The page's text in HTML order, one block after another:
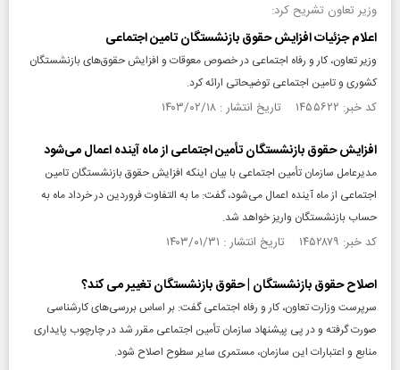
وزیر تعاون تشریح کرد:
اعلام جزئیات افزایش حقوق بازنشستگان تامین‌ اجتماعی
وزیر تعاون، کار و رفاه اجتماعی در خصوص معوقات و افزایش حقوق‌های بازنشستگان
کشوری و تامین اجتماعی توضیحاتی ارائه کرد.
کد خبر: ۱۴۵۵۶۲۲ تاریخ انتشار : ۱۴۰۳/۰۲/۱۸
افزایش حقوق بازنشستگان تأمین اجتماعی از ماه آینده اعمال می‌شود
مدیرعامل سازمان تأمین اجتماعی با بیان اینکه افزایش حقوق بازنشستگان تامین
اجتماعی از ماه آینده اعمال می‌شود، گفت: ما به التفاوت فروردین در خرداد ماه به
حساب بازنشستگان واریز خواهد شد.
کد خبر: ۱۴۵۲۸۷۹ تاریخ انتشار : ۱۴۰۳/۰۱/۳۱
اصلاح حقوق بازنشستگان | حقوق بازنشستگان تغییر می کند؟
سرپرست وزارت تعاون، کار و رفاه اجتماعی گفت: بر اساس بررسی‌های کارشناسی
صورت گرفته و در پی پیشنهاد سازمان تأمین اجتماعی مقرر شد در چارچوب پایداری
منابع و اعتبارات این سازمان، مستمری سایر سطوح اصلاح‌ شود.